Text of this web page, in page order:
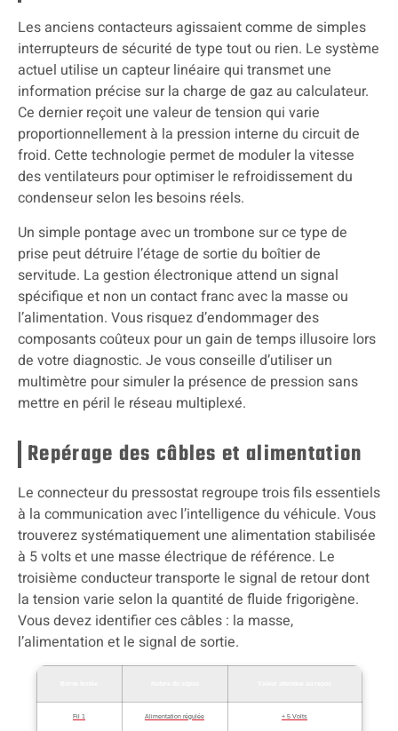
Les anciens contacteurs agissaient comme de simples
interrupteurs de sécurité de type tout ou rien. Le système
actuel utilise un capteur linéaire qui transmet une
information précise sur la charge de gaz au calculateur.
Ce dernier reçoit une valeur de tension qui varie
proportionnellement à la pression interne du circuit de
froid. Cette technologie permet de moduler la vitesse
des ventilateurs pour optimiser le refroidissement du
condenseur selon les besoins réels.
Un simple pontage avec un trombone sur ce type de
prise peut détruire l’étage de sortie du boîtier de
servitude. La gestion électronique attend un signal
spécifique et non un contact franc avec la masse ou
l’alimentation. Vous risquez d’endommager des
composants coûteux pour un gain de temps illusoire lors
de votre diagnostic. Je vous conseille d’utiliser un
multimètre pour simuler la présence de pression sans
mettre en péril le réseau multiplexé.
Repérage des câbles et alimentation
Le connecteur du pressostat regroupe trois fils essentiels
à la communication avec l’intelligence du véhicule. Vous
trouverez systématiquement une alimentation stabilisée
à 5 volts et une masse électrique de référence. Le
troisième conducteur transporte le signal de retour dont
la tension varie selon la quantité de fluide frigorigène.
Vous devez identifier ces câbles : la masse,
l’alimentation et le signal de sortie.
Fil 1 Alimentation régulée + 5 Volts